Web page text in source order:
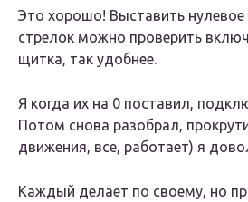
Это хорошо! Выставить
стрелок можно проверить
щитка, так удобнее.
Я когда их на 0 поставил,
Потом снова разобрал,
движения, все, работает) я
Каждый делает по своему, но